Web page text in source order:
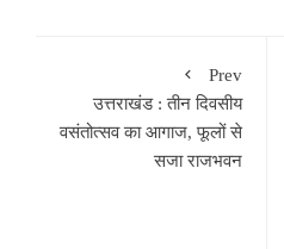
Prev
उत्तराखंड : तीन दिवसीय
वसंतोत्सव का आगाज, फूलों से
सजा राजभवन